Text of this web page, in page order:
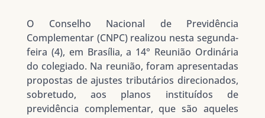
O Conselho Nacional de Previdência
Complementar (CNPC) realizou nesta segunda-
feira (4), em Brasília, a 14° Reunião Ordinária
do colegiado. Na reunião, foram apresentadas
propostas de ajustes tributários direcionados,
sobretudo, aos planos instituídos de
previdência complementar, que são aqueles